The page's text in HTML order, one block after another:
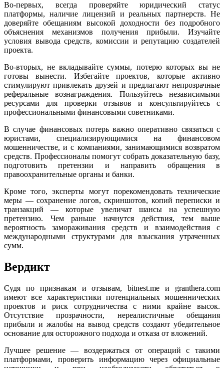
Во-первых, всегда проверяйте юридический статус
платформы, наличие лицензий и реальных партнерств. Не
доверяйте обещаниям высокой доходности без подробного
объяснения механизмов получения прибыли. Изучайте
условия вывода средств, комиссии и репутацию создателей
проекта.
Во-вторых, не вкладывайте суммы, потерю которых вы не
готовы вынести. Избегайте проектов, которые активно
стимулируют привлекать друзей и предлагают непрозрачные
реферальные вознаграждения. Пользуйтесь независимыми
ресурсами для проверки отзывов и консультируйтесь с
профессиональными финансовыми советниками.
В случае финансовых потерь важно оперативно связаться с
юристами, специализирующимися на финансовом
мошенничестве, и с компаниями, занимающимися возвратом
средств. Профессионалы помогут собрать доказательную базу,
подготовить претензии и направить обращения в
правоохранительные органы и банки.
Кроме того, эксперты могут порекомендовать технические
меры — сохранение логов, скриншотов, копий переписки и
транзакций — которые увеличат шансы на успешную
претензию. Чем раньше начнутся действия, тем выше
вероятность замораживания средств и взаимодействия с
международными структурами для взыскания утраченных
сумм.
Вердикт
Судя по признакам и отзывам, bitnest.me и granthera.com
имеют все характеристики потенциальных мошеннических
проектов и риск сотрудничества с ними крайне высок.
Отсутствие прозрачности, нереалистичные обещания
прибыли и жалобы на вывод средств создают убедительное
основание для осторожного подхода и отказа от вложений.
Лучшее решение — воздержаться от операций с такими
платформами, проверить информацию через официальные